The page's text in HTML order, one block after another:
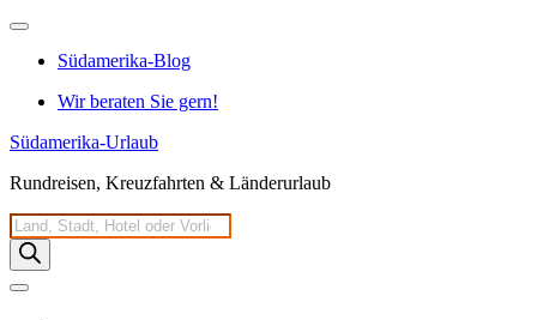
Zum
springenSüdamerika-Blog
Wir beraten Sie gern!
Südamerika-Urlaub
Rundreisen, Kreuzfahrten & Länderurlaub
Products
search